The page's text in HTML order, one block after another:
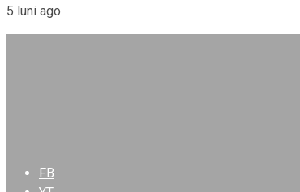
5 luni ago
FB